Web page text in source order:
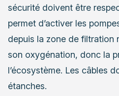
sécurité doivent être
permet d’activer les
depuis la zone de filtration
son oxygénation, donc la
l’écosystème. Les câbles
étanches.